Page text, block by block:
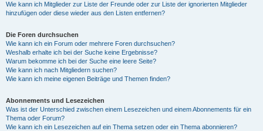
Wie kann ich Mitglieder zur Liste der Freunde oder zur Liste der ignorierten Mitglieder
hinzufügen oder diese wieder aus den Listen entfernen?
Die Foren durchsuchen
Wie kann ich ein Forum oder mehrere Foren durchsuchen?
Weshalb erhalte ich bei der Suche keine Ergebnisse?
Warum bekomme ich bei der Suche eine leere Seite?
Wie kann ich nach Mitgliedern suchen?
Wie kann ich meine eigenen Beiträge und Themen finden?
Abonnements und Lesezeichen
Was ist der Unterschied zwischen einem Lesezeichen und einem Abonnements für ein
Thema oder Forum?
Wie kann ich ein Lesezeichen auf ein Thema setzen oder ein Thema abonnieren?